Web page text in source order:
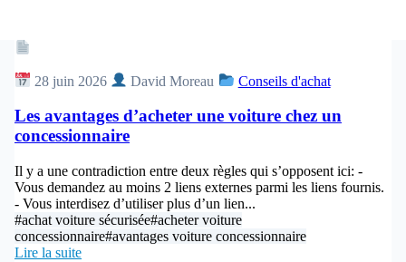
28 juin 2026
David Moreau Conseils d'achat
Les avantages d’acheter une voiture chez un
concessionnaire
Il y a une contradiction entre deux règles qui s’opposent ici: -
Vous demandez au moins 2 liens externes parmi les liens fournis.
- Vous interdisez d’utiliser plus d’un lien...
#achat voiture sécurisée#acheter voiture
concessionnaire#avantages voiture concessionnaire
Lire la suite